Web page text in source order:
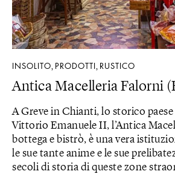
INSOLITO, PRODOTTI, RUSTICO
Antica Macelleria Falorni
A Greve in Chianti, lo storico paese
Vittorio Emanuele II, l’Antica
bottega e bistrò, è una vera
le sue tante anime e le sue
secoli di storia di queste zone